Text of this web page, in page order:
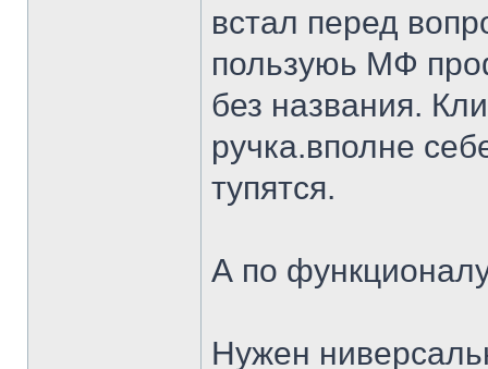
встал перед
пользуюь МФ
без названия.
ручка.вполне
тупятся.
А по
Нужен